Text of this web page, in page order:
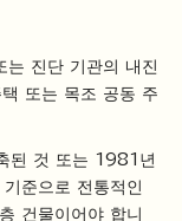
진단 기관의 내진
또는 목조 공동 주
된 것 또는 1981년
준으로 전통적인
건물이어야 합니